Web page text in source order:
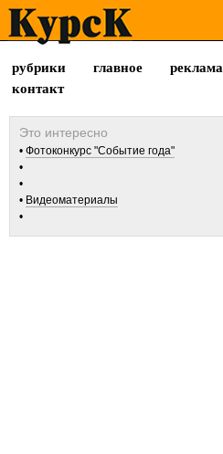
рубрики главное реклама
контакт
Фотоконкурс "Событие года"
Видеоматериалы